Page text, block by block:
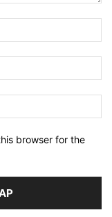
browser for the